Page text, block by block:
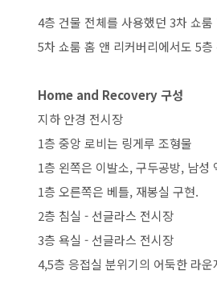
4층 건물 전체를 사용했던 3차 쇼
5차 쇼룸 홈 앤 리커버리에서도 5
Home and Recovery 구성
지하 안경 전시장
1층 중앙 로비는 링게루 조형물
1층 왼쪽은 이발소, 구두공방, 남성
1층 오른쪽은 베틀, 재봉실 구현.
2층 침실 - 선글라스 전시장
3층 욕실 - 선글라스 전시장
4,5층 응접실 분위기의 어둑한 라